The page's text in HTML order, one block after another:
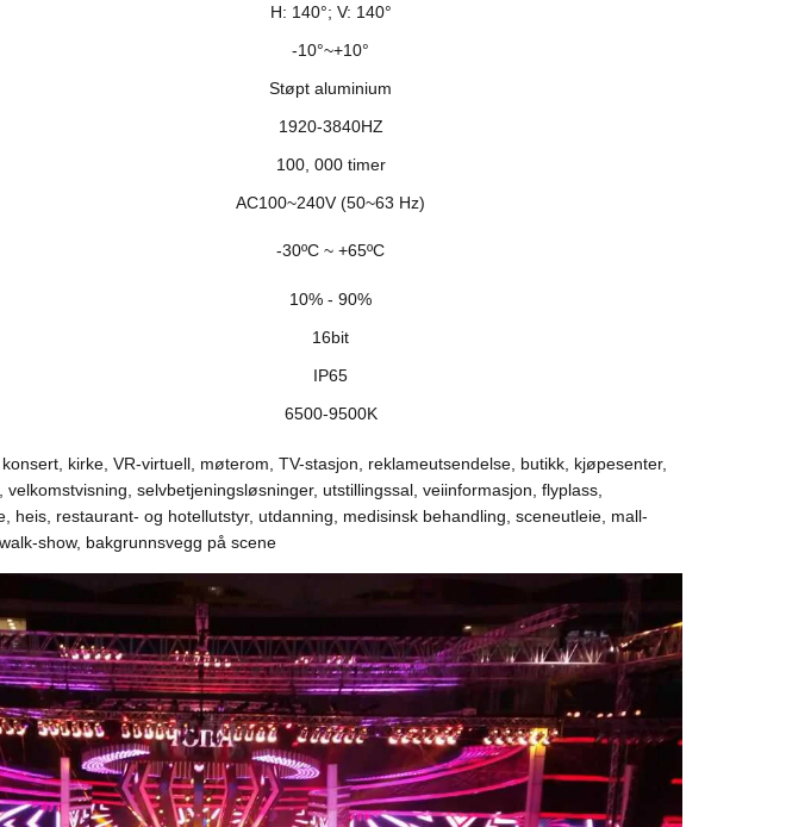
H: 140°; V: 140°
-10°~+10°
Støpt aluminium
1920-3840HZ
100, 000 timer
AC100~240V (50~63 Hz)
-30ºC ~ +65ºC
10% - 90%
16bit
IP65
6500-9500K
kirke, VR-virtuell, møterom, TV-stasjon, reklameutsendelse, butikk, kjøpesenter,
velkomstvisning, selvbetjeningsløsninger, utstillingssal, veiinformasjon, flyplass,
heis, restaurant- og hotellutstyr, utdanning, medisinsk behandling, sceneutleie, mall-
show, bakgrunnsvegg på scene